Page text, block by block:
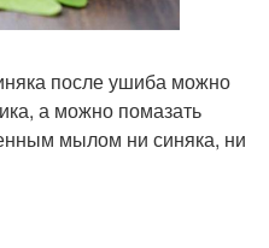
после ушиба можно
а можно помазать
мылом ни синяка, ни